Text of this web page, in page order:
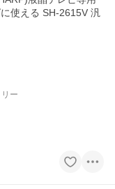
使える SH-2615V 汎
ー